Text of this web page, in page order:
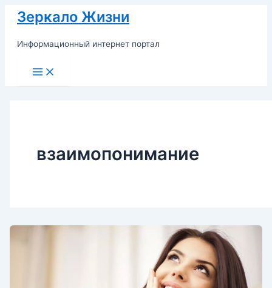
Перейти
содержимому
Зеркало Жизни
Информационный интернет портал
Main
Menu
взаимопонимание